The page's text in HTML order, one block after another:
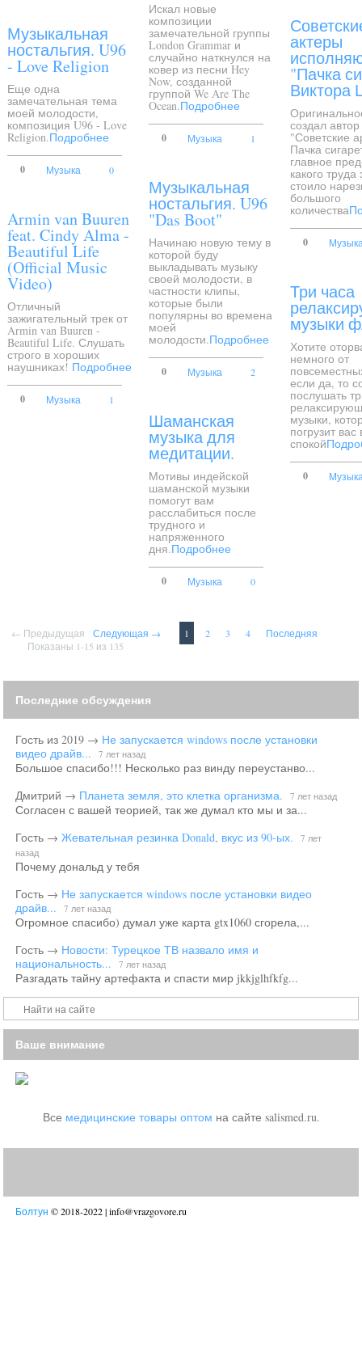
Музыкальная
ностальгия. U96
- Love Religion
Еще одна
замечательная тема
моей молодости,
композиция U96 - Love
Religion.Подробнее
0 Музыка 0
Armin van Buuren
feat. Cindy Alma -
Beautiful Life
(Official Music
Video)
Отличный
зажигательный трек от
Armin van Buuren -
Beautiful Life. Слушать
строго в хороших
наушниках! Подробнее
0 Музыка 1
Искал новые
композиции
замечательной группы
London Grammar и
случайно наткнулся на
ковер из песни Hey
Now, созданной
группой We Are The
Ocean.Подробнее
0 Музыка 1
Музыкальная
ностальгия. U96
"Das Boot"
Начинаю новую тему в
которой буду
выкладывать музыку
своей молодости, в
частности клипы,
которые были
популярны во времена
моей
молодости.Подробнее
0 Музыка 2
Шаманская
музыка для
медитации.
Мотивы индейской
шаманской музыки
помогут вам
расслабиться после
трудного и
напряженного
дня.Подробнее
0 Музыка 0
актеры
"Пачка
Виктора
создал
"Советские
Пачка
главное
какого труда
стоило
большого
количества
0
Три часа
музыки
Хотите
немного от
если да, то
послушать
музыки,
погрузит
спокой
0
← Предыдущая Следующая → 1 2 3 4
Последняя
Показаны 1-15 из 135
Последние обсуждения
Гость из 2019 → Не запускается windows после установки
видео драйв...
7 лет назад
Большое спасибо!!! Несколько раз винду переустанво...
Дмитрий → Планета земля, это клетка организма. 7 лет назад
Согласен с вашей теорией, так же думал кто мы и за...
Гость →Жевательная резинка Donald, вкус из 90-ых.
7 лет
назад
Почему дональд у тебя
Гость → Не запускается windows после установки видео
драйв...
7 лет назад
Огромное спасибо) думал уже карта gtx1060 сгорела,...
Гость → Новости: Турецкое ТВ назвало имя и
национальность...
7 лет назад
Разгадать тайну артефакта и спасти мир jkkjglhfkfg...
Ваше внимание
Все медицинские товары оптом на сайте salismed.ru.
Болтун © 2018-2022 | info@vrazgovore.ru